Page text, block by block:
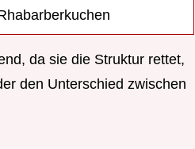
da sie die Struktur rettet,
den Unterschied zwischen